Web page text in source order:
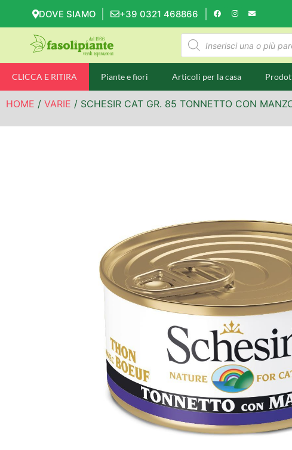
DOVE SIAMO +39 0321 468866
CLICCA E RITIRA Piante e fiori Articoli per la casa
HOME / VARIE / SCHESIR CAT GR. 85 TONNETTO CON